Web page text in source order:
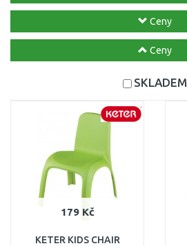
Ceny
Ceny
SKLADEM
179 Kč
KETER KIDS CHAIR